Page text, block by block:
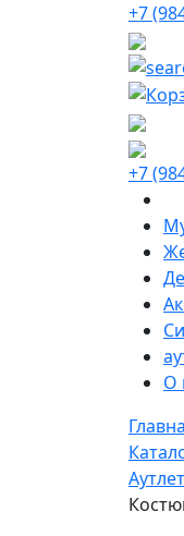
+7
+7
О
Аутлет